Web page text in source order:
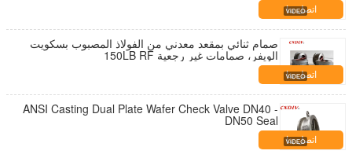
اتصل بنا
صمام ثنائي بمقعد معدني من الفولاذ المصبوب بسكويت
الويفر، صمامات غير رجعية 150LB RF
اتصل بنا
ANSI Casting Dual Plate Wafer Check Valve DN40 -
DN50 Seal
اتصل بنا